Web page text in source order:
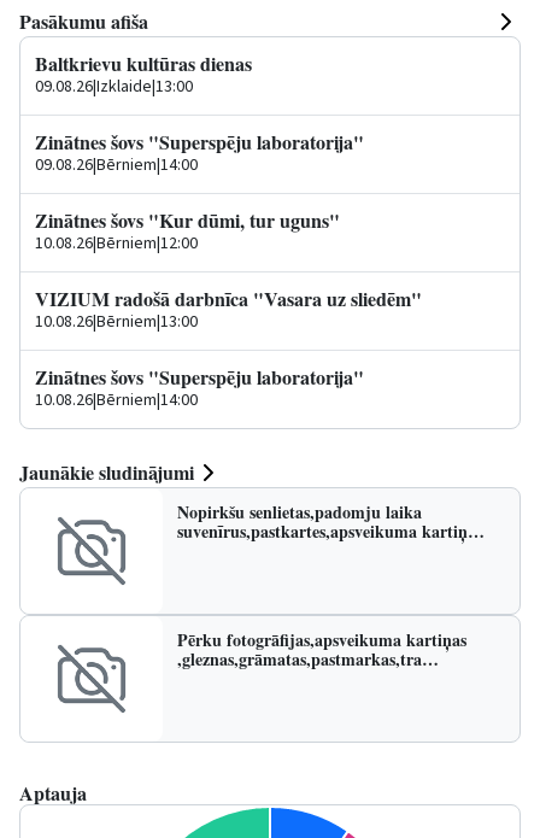
Pasākumu afiša
Baltkrievu kultūras dienas
09.08.26|Izklaide|13:00
Zinātnes šovs "Superspēju laboratorija"
09.08.26|Bērniem|14:00
Zinātnes šovs "Kur dūmi, tur uguns"
10.08.26|Bērniem|12:00
VIZIUM radošā darbnīca "Vasara uz sliedēm"
10.08.26|Bērniem|13:00
Zinātnes šovs "Superspēju laboratorija"
10.08.26|Bērniem|14:00
Jaunākie sludinājumi
Nopirkšu senlietas,padomju laika
suvenīrus,pastkartes,apsveikuma kartiņ…
Pērku fotogrāfijas,apsveikuma kartiņas
,gleznas,grāmatas,pastmarkas,tra…
Aptauja